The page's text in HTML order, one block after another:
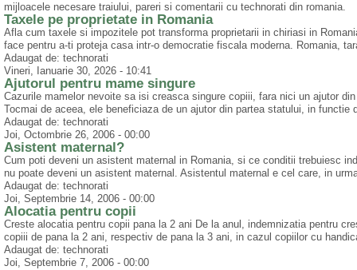
mijloacele necesare traiului, pareri si comentarii cu technorati din romania.
Taxele pe proprietate in Romania
Afla cum taxele si impozitele pot transforma proprietarii in chiriasi in
face pentru a-ti proteja casa intr-o democratie fiscala moderna. Romania,
Adaugat de: technorati
Vineri, Ianuarie 30, 2026 - 10:41
Ajutorul pentru mame singure
Cazurile mamelor nevoite sa isi creasca singure copiii, fara nici un ajutor
Tocmai de aceea, ele beneficiaza de un ajutor din partea statului, in functie
Adaugat de: technorati
Joi, Octombrie 26, 2006 - 00:00
Asistent maternal?
Cum poti deveni un asistent maternal in Romania, si ce conditii trebuiesc
nu poate deveni un asistent maternal. Asistentul maternal e cel care, in
Adaugat de: technorati
Joi, Septembrie 14, 2006 - 00:00
Alocatia pentru copii
Creste alocatia pentru copii pana la 2 ani De la anul, indemnizatia pentru
copiii de pana la 2 ani, respectiv de pana la 3 ani, in cazul copiilor cu
Adaugat de: technorati
Joi, Septembrie 7, 2006 - 00:00